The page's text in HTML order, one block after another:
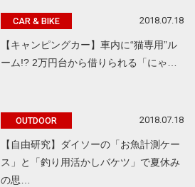
CAR & BIKE 2018.07.18
【キャンピングカー】車内に“猫専用”ル
ーム!? 2万円台から借りられる「にゃ…
OUTDOOR 2018.07.18
【自由研究】ダイソーの「お魚計測ケー
ス」と「釣り用活かしバケツ」で夏休み
の思…